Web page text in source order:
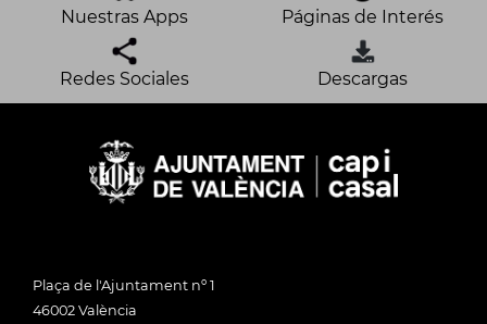
Nuestras Apps Páginas de Interés
Redes Sociales Descargas
Plaça de l'Ajuntament nº 1
46002 València